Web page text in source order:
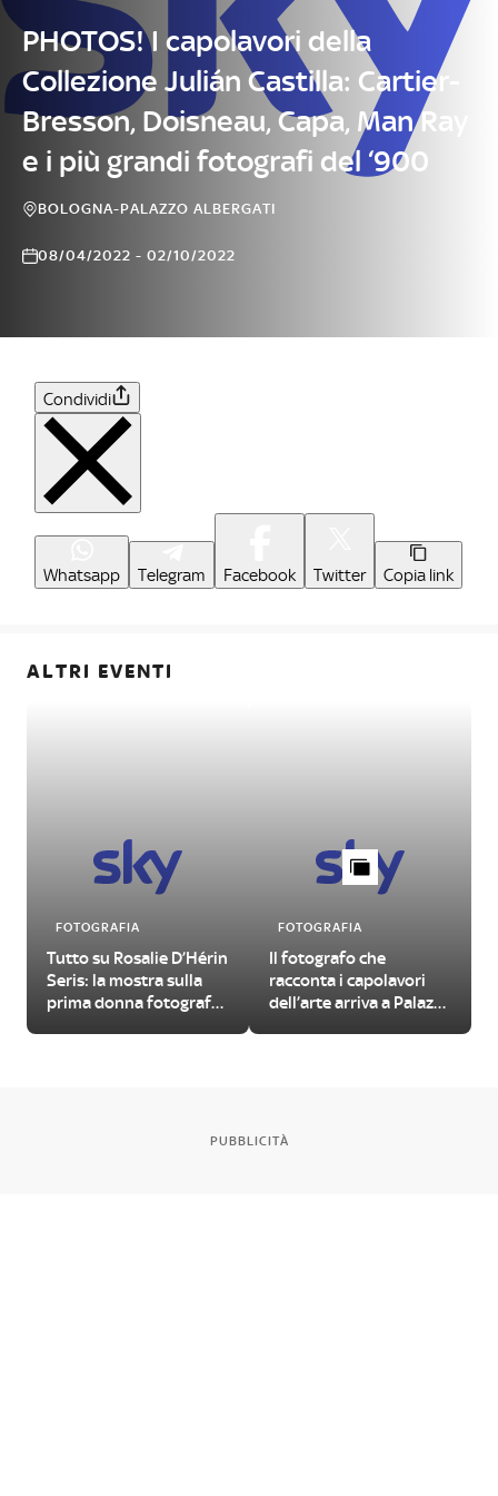
PHOTOS! I capolavori della
Collezione Julián Castilla: Cartier-
Bresson, Doisneau, Capa, Man Ray
e i più grandi fotografi del ‘900
BOLOGNA-PALAZZO ALBERGATI
08/04/2022 - 02/10/2022
Condividi
Whatsapp Telegram Facebook Twitter Copia link
ALTRI EVENTI
FOTOGRAFIA
Tutto su Rosalie D’Hérin
Seris: la mostra sulla
prima donna fotografa
FOTOGRAFIA
Il fotografo che
racconta i capolavori
dell’arte arriva a Palazzo
PUBBLICITÀ